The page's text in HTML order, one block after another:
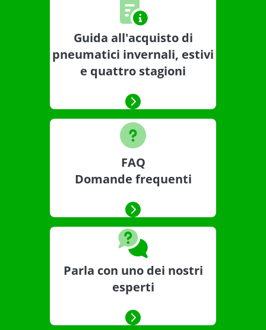
Guida all'acquisto di
pneumatici invernali, estivi
e quattro stagioni
FAQ
Domande frequenti
Parla con uno dei nostri
esperti